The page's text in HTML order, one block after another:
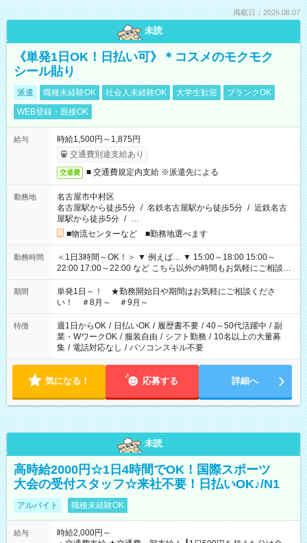
掲載日：2026.08.07
未読
《単発1日OK！日払い可》＊コスメのモクモク
シール貼り
派遣 職種未経験OK 社会人未経験OK 大学生歓迎
ブランクOK
WEB登録・面接OK
給与
時給1,500円～1,875円
交通費別途支給あり
交通費 ■ 交通費規定内支給 ※派遣先による
勤務地
名古屋市中村区
名古屋駅から徒歩5分 / 名鉄名古屋駅から徒歩5分 / 近鉄名古
屋駅から徒歩5分 / …
■物流センターなど ■勤務地選べます
勤務時間
＜1日3時間～OK！＞ ▼ 例えば… ▼ 15:00～18:00 15:00～
22:00 17:00～22:00 など こちら以外の時間もお気軽にご相談く
ださい！
期間
単発1日～！ ★勤務開始日や期間はお気軽にご相談くださ
い！ ＃8月～ ＃9月～
特徴 週1日からOK / 日払いOK / 履歴書不要 / 40～50代活躍中 / 副
業・WワークOK / 服装自由 / シフト勤務 / 10名以上の大量募
集 / 電話対応なし / パソコンスキル不要
気になる！ 応募する 詳細へ
未読
高時給2000円☆1日4時間でOK！国際スポーツ
大会の受付スタッフ☆来社不要！日払いOK♪/N1
アルバイト 職種未経験OK
給与
時給2,000円～